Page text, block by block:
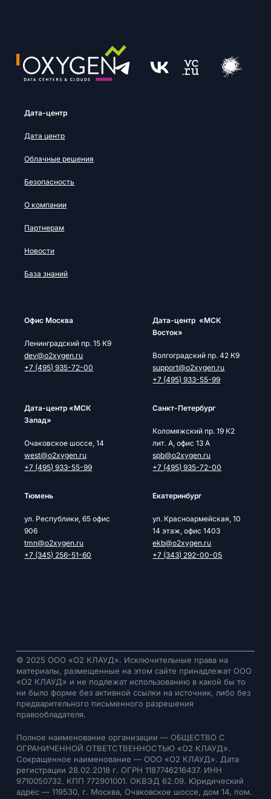
Дата-центр
Дата центр
Облачные решения
Безопасность
О компании
Партнерам
Новости
База знаний
Офис Москва
Ленинградский пр. 15 К9
dev@o2xygen.ru
+7 (495) 935-72-00
Дата-центр «МСК
Восток»
Волгоградский пр. 42 К9
support@o2xygen.ru
+7 (495) 933-55-99
Дата-центр «МСК
Запад»
Очаковское шоссе, 14
west@o2xygen.ru
+7 (495) 933-55-99
Cанкт-Петербург
Коломяжский пр. 19 К2
лит. А, офис 13 А
spb@o2xygen.ru
+7 (495) 935-72-00
Тюмень
ул. Республики, 65 офис
906
tmn@o2xygen.ru
+7 (345) 256-51-60
Екатеринбург
ул. Красноармейская, 10
14 этаж, офис 1403
ekb@o2xygen.ru
+7 (343) 292-00-05
© 2025 ООО «О2 КЛАУД». Исключительные права на
материалы, размещенные на этом сайте принадлежат ООО
«О2 КЛАУД» и не подлежат использованию в какой бы то
ни было форме без активной ссылки на источник, либо без
предварительного письменного разрешения
правообладателя.
Полное наименование организации — ОБЩЕСТВО С
ОГРАНИЧЕННОЙ ОТВЕТСТВЕННОСТЬЮ «О2 КЛАУД».
Сокращенное наименование — ООО «О2 КЛАУД». Дата
регистрации 28.02.2018 г. ОГРН 1187746216437. ИНН
9710050732. КПП 772901001. ОКВЭД 62.09. Юридический
адрес — 119530, г. Москва, Очаковское шоссе, дом 14, пом.